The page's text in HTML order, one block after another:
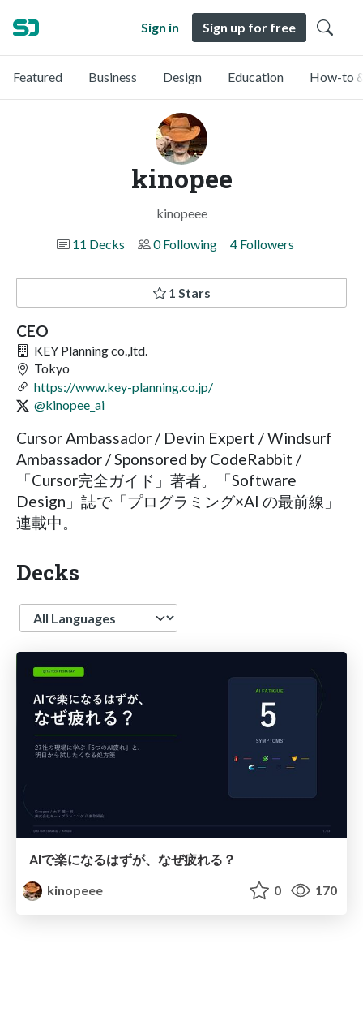
Sign in Sign up for free
Featured Business Design Education How-to
kinopee
kinopeee
11 Decks
0 Following 4 Followers
1 Stars
CEO
KEY Planning co.,ltd.
Tokyo
https://www.key-planning.co.jp/
@kinopee_ai
Cursor Ambassador / Devin Expert / Windsurf
Ambassador / Sponsored by CodeRabbit /
「Cursor完全ガイド」著者。「Software
Design」誌で「プログラミング×AI の最前線」
連載中。
Decks
Language
AIで楽になるはずが、なぜ疲れる？
kinopeee
0 170